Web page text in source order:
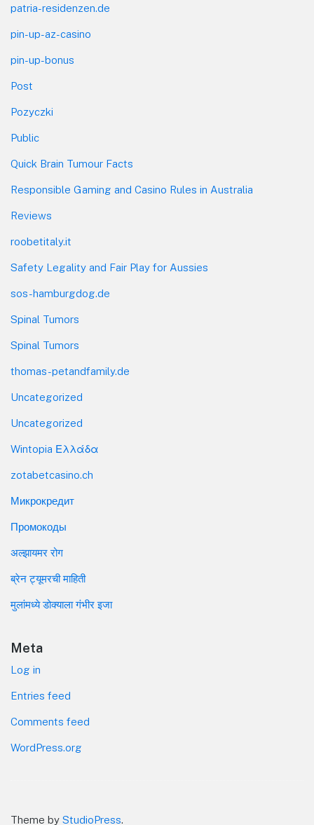
patria-residenzen.de
pin-up-az-casino
pin-up-bonus
Post
Pozyczki
Public
Quick Brain Tumour Facts
Responsible Gaming and Casino Rules in Australia
Reviews
roobetitaly.it
Safety Legality and Fair Play for Aussies
sos-hamburgdog.de
Spinal Tumors
Spinal Tumors
thomas-petandfamily.de
Uncategorized
Uncategorized
Wintopia Ελλάδα
zotabetcasino.ch
Микрокредит
Промокоды
अल्झायमर रोग
ब्रेन ट्यूमरची माहिती
मुलांमध्ये डोक्याला गंभीर इजा
Meta
Log in
Entries feed
Comments feed
WordPress.org
Theme by StudioPress.